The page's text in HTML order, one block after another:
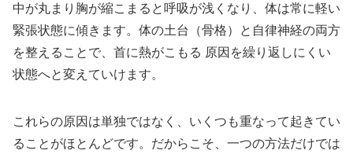
中が丸まり胸が縮こまると呼吸が浅くなり、体は常に軽い
緊張状態に傾きます。体の土台（骨格）と自律神経の両方
を整えることで、首に熱がこもる 原因を繰り返しにくい
状態へと変えていけます。
これらの原因は単独ではなく、いくつも重なって起きてい
ることがほとんどです。だからこそ、一つの方法だけでは